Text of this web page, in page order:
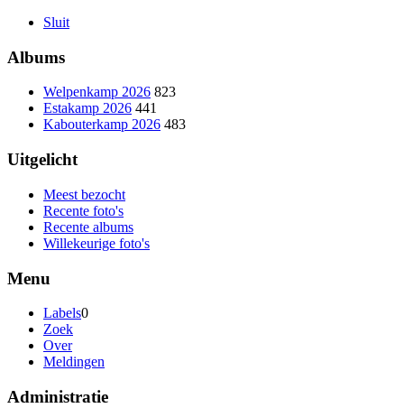
Sluit
Albums
Welpenkamp 2026 823
Estakamp 2026 441
Kabouterkamp 2026 483
Uitgelicht
Meest bezocht
Recente foto's
Recente albums
Willekeurige foto's
Menu
Labels0
Zoek
Over
Meldingen
Administratie